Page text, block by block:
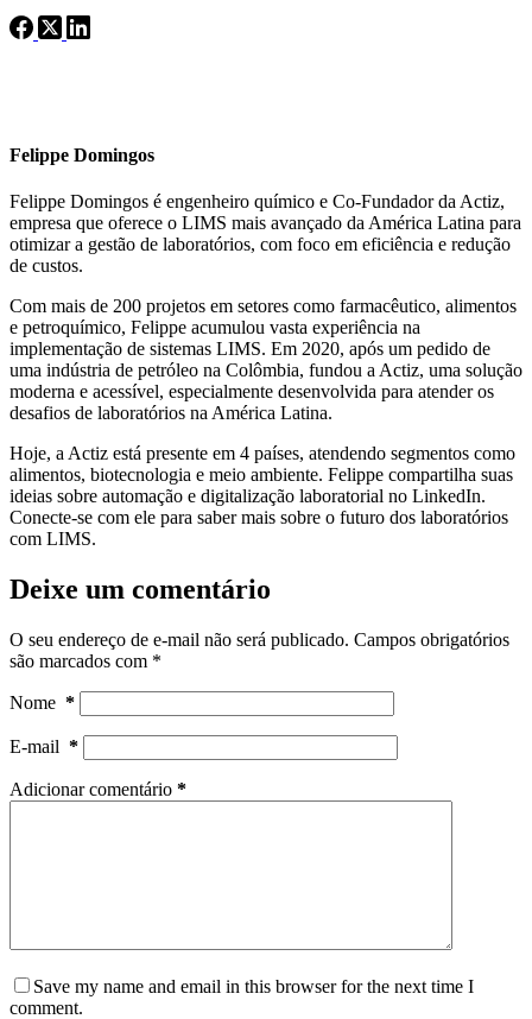
Felippe Domingos
Felippe Domingos é engenheiro químico e Co-Fundador da Actiz,
empresa que oferece o LIMS mais avançado da América Latina para
otimizar a gestão de laboratórios, com foco em eficiência e redução
de custos.
Com mais de 200 projetos em setores como farmacêutico, alimentos
e petroquímico, Felippe acumulou vasta experiência na
implementação de sistemas LIMS. Em 2020, após um pedido de
uma indústria de petróleo na Colômbia, fundou a Actiz, uma solução
moderna e acessível, especialmente desenvolvida para atender os
desafios de laboratórios na América Latina.
Hoje, a Actiz está presente em 4 países, atendendo segmentos como
alimentos, biotecnologia e meio ambiente. Felippe compartilha suas
ideias sobre automação e digitalização laboratorial no LinkedIn.
Conecte-se com ele para saber mais sobre o futuro dos laboratórios
com LIMS.
Deixe um comentário
O seu endereço de e-mail não será publicado. Campos obrigatórios
são marcados com *
Nome *
E-mail *
Adicionar comentário *
Save my name and email in this browser for the next time I
comment.